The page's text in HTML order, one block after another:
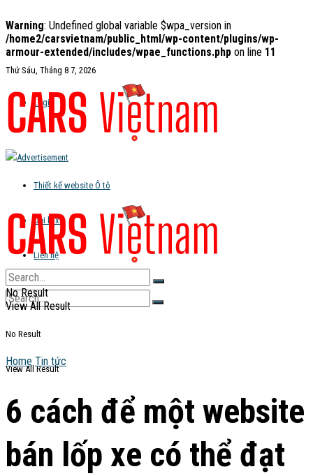
Warning: Undefined global variable $wpa_version in
/home2/carsvietnam/public_html/wp-content/plugins/wp-
armour-extended/includes/wpae_functions.php on line 11
Thứ Sáu, Tháng 8 7, 2026
Login
Thiết kế website Ô tô
Đại lý xe
Liên hệ
No Result
View All Result
No Result
View All Result
Home Tin tức
6 cách để một website
bán lốp xe có thể đạt